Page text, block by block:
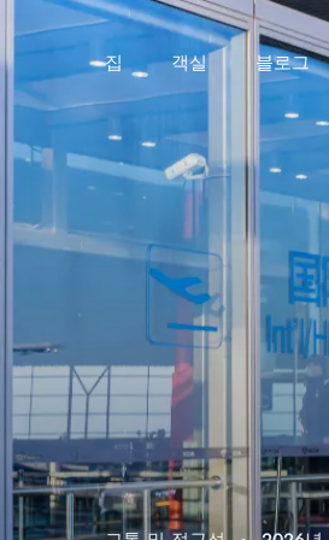
집 객실 블로그